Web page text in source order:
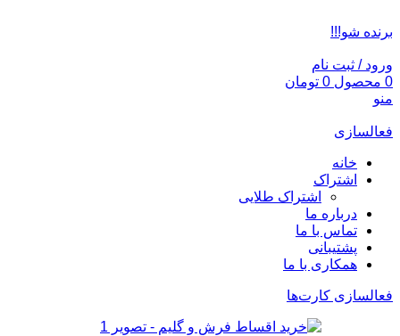
برنده شو!!!
ورود / ثبت نام
0 محصول 0 تومان
منو
فعالسازی
خانه
اشتراک
اشتراک طلایی
درباره ما
تماس با ما
پشتیبانی
همکاری با ما
فعالسازی کارت‌ها